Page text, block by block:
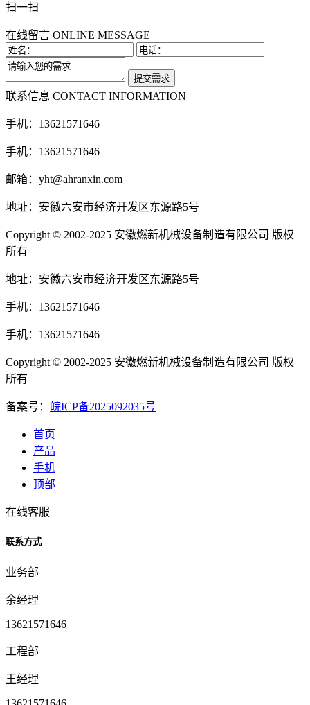
扫一扫
在线留言 ONLINE MESSAGE
联系信息 CONTACT INFORMATION
手机：13621571646
手机：13621571646
邮箱：yht@ahranxin.com
地址：安徽六安市经济开发区东源路5号
Copyright © 2002-2025 安徽燃新机械设备制造有限公司 版权
所有
地址：安徽六安市经济开发区东源路5号
手机：13621571646
手机：13621571646
Copyright © 2002-2025 安徽燃新机械设备制造有限公司 版权
所有
备案号： 皖ICP备2025092035号
首页
产品
手机
顶部
在线客服
联系方式
业务部
余经理
13621571646
工程部
王经理